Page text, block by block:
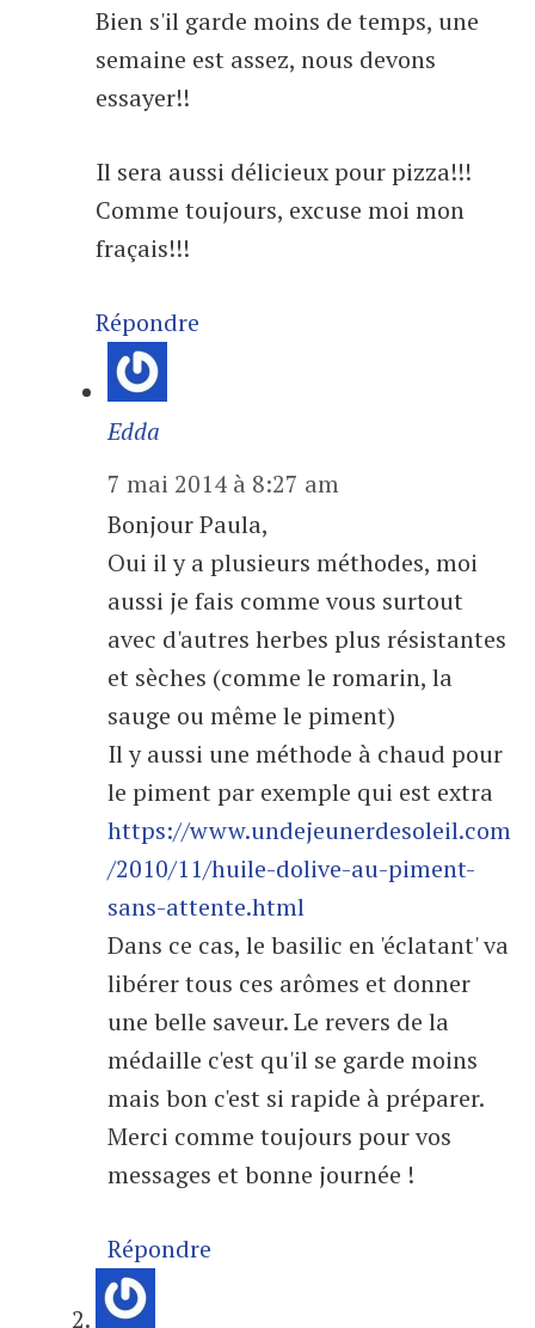
Bien s'il garde moins de temps, une
semaine est assez, nous devons
essayer!!
Il sera aussi délicieux pour pizza!!!
Comme toujours, excuse moi mon
fraçais!!!
Répondre
Edda
7 mai 2014 à 8:27 am
Bonjour Paula,
Oui il y a plusieurs méthodes, moi
aussi je fais comme vous surtout
avec d'autres herbes plus résistantes
et sèches (comme le romarin, la
sauge ou même le piment)
Il y aussi une méthode à chaud pour
le piment par exemple qui est extra
https://www.undejeunerdesoleil.com
/2010/11/huile-dolive-au-piment-
sans-attente.html
Dans ce cas, le basilic en 'éclatant' va
libérer tous ces arômes et donner
une belle saveur. Le revers de la
médaille c'est qu'il se garde moins
mais bon c'est si rapide à préparer.
Merci comme toujours pour vos
messages et bonne journée !
Répondre